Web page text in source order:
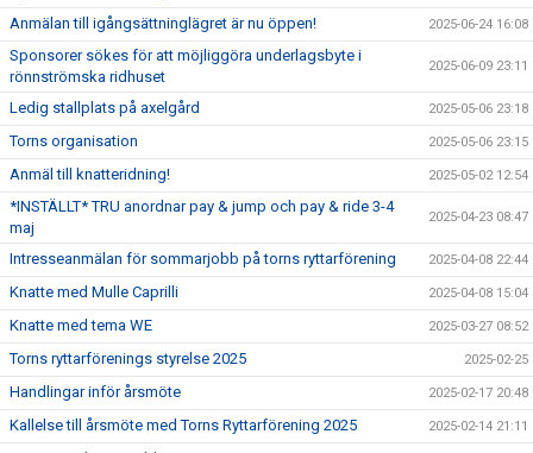
Anmälan till igångsättninglägret är nu öppen! 2025-06-24 16:08
Sponsorer sökes för att möjliggöra underlagsbyte i
rönnströmska ridhuset
2025-06-09 23:11
Ledig stallplats på axelgård 2025-05-06 23:18
Torns organisation 2025-05-06 23:15
Anmäl till knatteridning! 2025-05-02 12:54
*INSTÄLLT* TRU anordnar pay & jump och pay & ride 3-4
maj
2025-04-23 08:47
Intresseanmälan för sommarjobb på torns ryttarförening 2025-04-08 22:44
Knatte med Mulle Caprilli 2025-04-08 15:04
Knatte med tema WE 2025-03-27 08:52
Torns ryttarförenings styrelse 2025 2025-02-25
Handlingar inför årsmöte 2025-02-17 20:48
Kallelse till årsmöte med Torns Ryttarförening 2025 2025-02-14 21:11